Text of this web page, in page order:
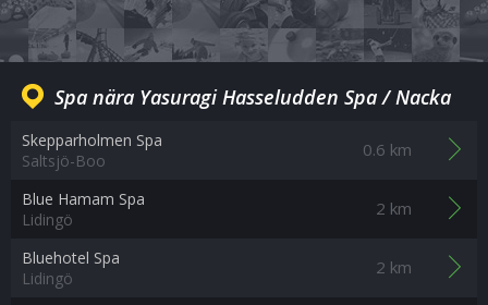
Spa nära Yasuragi Hasseludden Spa / Nacka
Skepparholmen Spa
Saltsjö-Boo
0.6 km
Blue Hamam Spa
Lidingö
2 km
Bluehotel Spa
Lidingö
2 km